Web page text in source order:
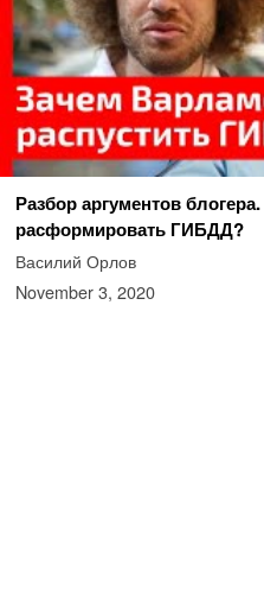
Разбор аргументов
расформировать ГИБДД?
Василий Орлов
November 3, 2020